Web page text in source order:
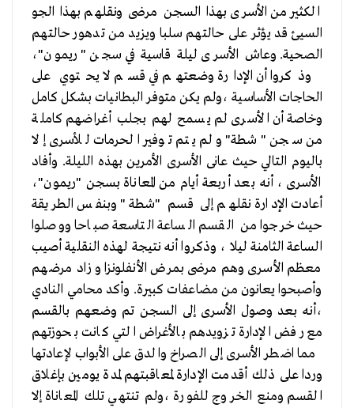
الكثير من الأسرى بهذا السجن مرضى ونقلهم بهذا الجو
السيئ قد يؤثر على حالتهم سلبا ويزيد من تدهور حالتهم
الصحية. وعاش الأسرى ليلة قاسية في سجن "ريمون"،
وذكروا أن الإدارة وضعتهم في قسم لا يحتوي على
الحاجات الأساسية ،ولم يكن متوفر البطانيات بشكل كامل
وخاصة أن الأسرى لم يسمح لهم بجلب أغراضهم كاملة
من سجن "شطة" ولم يتم توفير الحرمات للأسرى إلا
باليوم التالي حيث عانى الأسرى الأمرين بهذه الليلة. وأفاد
الأسرى ، أنه بعد أربعة أيام من المعاناة بسجن "ريمون"،
أعادت الإدارة نقلهم إلى قسم "شطة" وبنفس الطريقة
حيث خرجوا من القسم الساعة التاسعة صباحا ووصلوا
الساعة الثامنة ليلا ، وذكروا أنه نتيجة لهذه النقلية أصيب
معظم الأسرى وهم مرضى بمرض الأنفلونزا و زاد مرضهم
وأصبحوا يعانون من مضاعفات كبيرة. وأكد محامي النادي
،أنه بعد وصول الأسرى إلى السجن تم وضعهم بالقسم
مع رفض الإدارة تزويدهم بالأغراض التي كانت بحوزتهم
مما اضطر الأسرى إلى الصراخ والدق على الأبواب لإعادتها
وردا على ذلك أقدمت الإدارة لمعاقبتهم لمدة يومين بإغلاق
القسم ومنع الخروج للفورة ،ولم تنتهي تلك المعاناة إلا